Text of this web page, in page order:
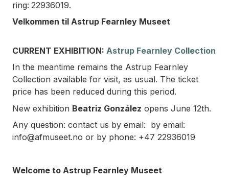
ring: 22936019.
Velkommen til Astrup Fearnley Museet
CURRENT EXHIBITION: Astrup Fearnley Collection
In the meantime remains the Astrup Fearnley
Collection available for visit, as usual. The ticket
price has been reduced during this period.
New exhibition Beatriz González opens June 12th.
Any question: contact us by email: by email:
info@afmuseet.no or by phone: +47 22936019
Welcome to Astrup Fearnley Museet